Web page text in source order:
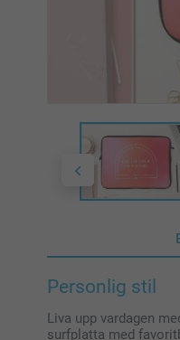
Personlig stil
Liva upp vardagen
surfplatta med